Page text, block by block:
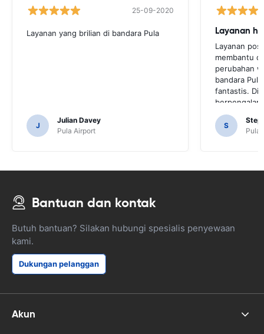
25-09-2020
Layanan yang brilian di bandara Pula
J
Julian Davey
Pula Airport
Layanan
membantu
perubahan
bandara
fantastis.
kasih.
S
Pula
Bantuan dan kontak
Butuh bantuan? Silakan hubungi spesialis penyewaan
kami.
Dukungan pelanggan
Akun